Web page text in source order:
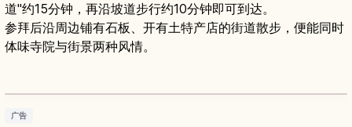
道"约15分钟，再沿坡道步行约10分钟即可到达。
参拜后沿周边铺有石板、开有土特产店的街道散步，便能同时
体味寺院与街景两种风情。
京都清水寺旅游全攻略｜清水舞台与四季美景的
广告